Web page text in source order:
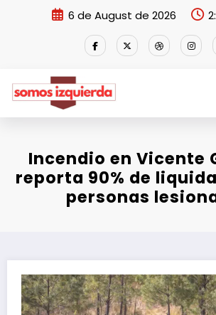
6 de August de 2026
Incendio en Vicente
reporta 90% de
personas